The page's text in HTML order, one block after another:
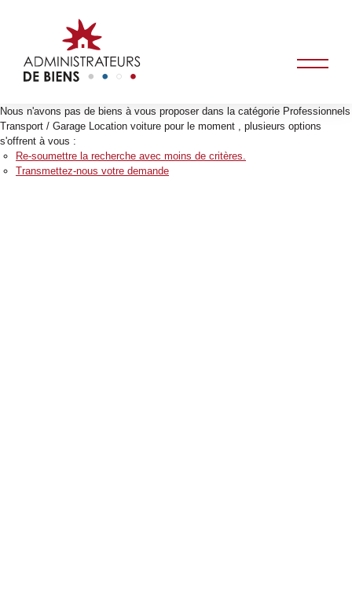
Nous n'avons pas de biens à vous proposer dans la catégorie Professionnels
Transport / Garage Location voiture pour le moment , plusieurs options
s'offrent à vous :
Re-soumettre la recherche avec moins de critères.
Transmettez-nous votre demande